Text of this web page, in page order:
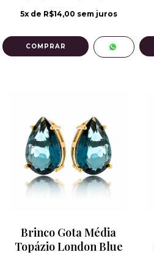
5x de R$14,00 sem juros
Brinco Gota Média
Topázio London Blue